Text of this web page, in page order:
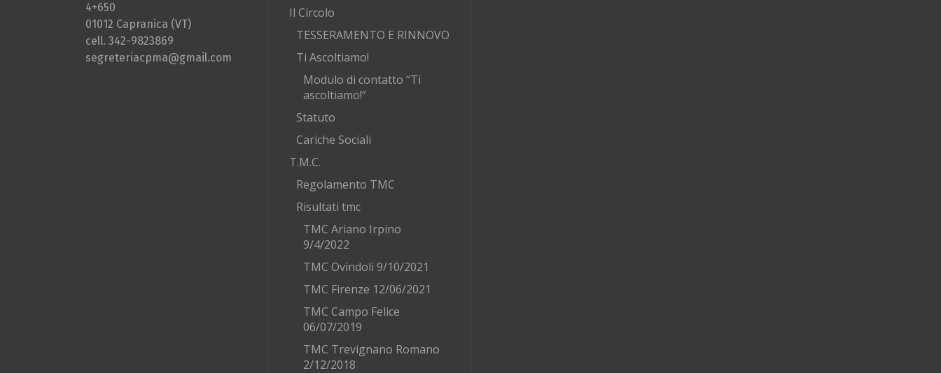
4+650
01012 Capranica (VT)
cell. 342-9823869
segreteriacpma@gmail.com
Il Circolo
TESSERAMENTO E RINNOVO
Ti Ascoltiamo!
Modulo di contatto “Ti
ascoltiamo!”
Statuto
Cariche Sociali
T.M.C.
Regolamento TMC
Risultati tmc
TMC Ariano Irpino
9/4/2022
TMC Ovindoli 9/10/2021
TMC Firenze 12/06/2021
TMC Campo Felice
06/07/2019
TMC Trevignano Romano
2/12/2018